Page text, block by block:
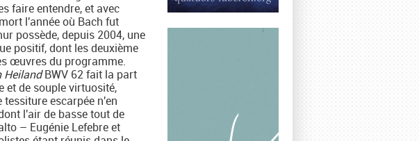
faire entendre, et avec
l'année où Bach fut
possède, depuis 2004, une
positif, dont les deuxième
œuvres du programme.
HeilandBWV 62 fait la part
et de souple virtuosité,
escarpée n'en
l'air de basse tout de
– Eugénie Lefebre et